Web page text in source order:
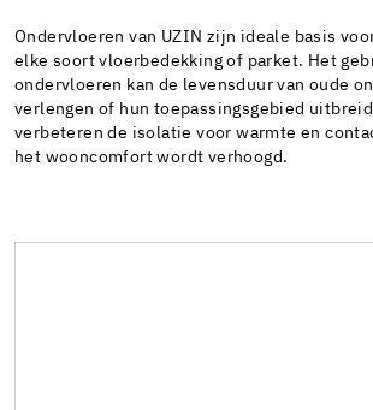
Ondervloeren van UZIN zijn ideale basis
elke soort vloerbedekking of parket. Het
ondervloeren kan de levensduur van oude
verlengen of hun toepassingsgebied
verbeteren de isolatie voor warmte en
het wooncomfort wordt verhoogd.